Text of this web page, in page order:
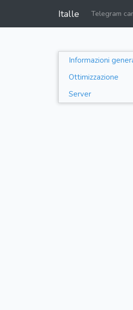
Italle Telegram
Informazioni
Ottimizzazione
Server